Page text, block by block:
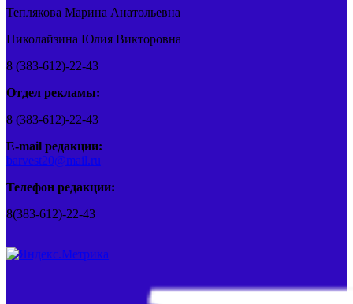
Теплякова Марина Анатольевна
Николайзина Юлия Викторовна
8 (383-612)-22-43
Отдел рекламы:
8 (383-612)-22-43
E-mail редакции:
barvest20@mail.ru
Телефон редакции:
8(383-612)-22-43